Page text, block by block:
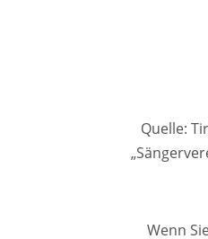
Quelle:
Wenn